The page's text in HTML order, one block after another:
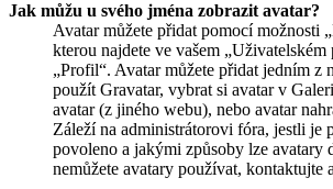
Jak můžu u svého jména zobrazit avatar?
Avatar můžete přidat pomocí možnosti
kterou najdete ve vašem „Uživatelském
„Profil“. Avatar můžete přidat jedním z
použít Gravatar, vybrat si avatar v
avatar (z jiného webu), nebo avatar
Záleží na administrátorovi fóra, jestli je
povoleno a jakými způsoby lze avatary
nemůžete avatary používat, kontaktujte